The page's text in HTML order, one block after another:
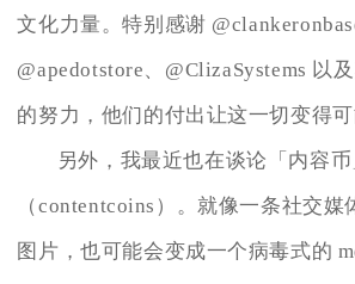
文化力量。特别感谢
@apedotstore、@ClizaSystems 以
的努力，他们的付出让这一切变得可
另外，我最近也在谈论「内容币
（contentcoins）。就像一条社交
图片，也可能会变成一个病毒式的